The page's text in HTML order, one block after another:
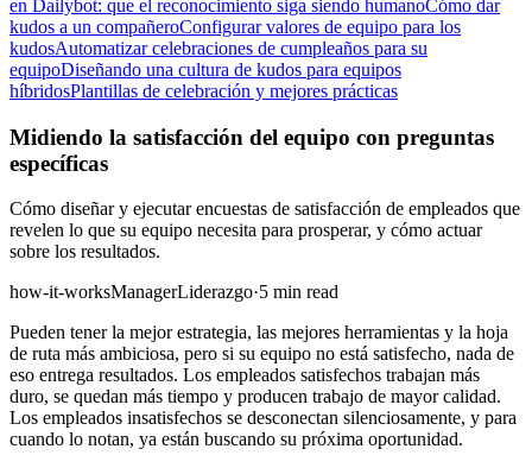
en Dailybot: que el reconocimiento siga siendo humanoCómo dar
kudos a un compañeroConfigurar valores de equipo para los
kudosAutomatizar celebraciones de cumpleaños para su
equipoDiseñando una cultura de kudos para equipos
híbridosPlantillas de celebración y mejores prácticas
Midiendo la satisfacción del equipo con preguntas
específicas
Cómo diseñar y ejecutar encuestas de satisfacción de empleados que
revelen lo que su equipo necesita para prosperar, y cómo actuar
sobre los resultados.
how-it-worksManagerLiderazgo·5 min read
Pueden tener la mejor estrategia, las mejores herramientas y la hoja
de ruta más ambiciosa, pero si su equipo no está satisfecho, nada de
eso entrega resultados. Los empleados satisfechos trabajan más
duro, se quedan más tiempo y producen trabajo de mayor calidad.
Los empleados insatisfechos se desconectan silenciosamente, y para
cuando lo notan, ya están buscando su próxima oportunidad.